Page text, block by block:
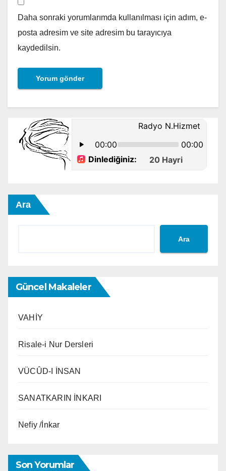
Daha sonraki yorumlarımda kullanılması için adım, e-
posta adresim ve site adresim bu tarayıcıya
kaydedilsin.
Ara
Ara
Güncel Makaleler
VAHİY
Risale-i Nur Dersleri
VÜCÛD-I İNSAN
SANATKARIN İNKARI
Nefiy /İnkar
Son Yorumlar